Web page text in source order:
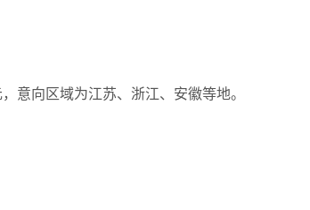
意向区域为江苏、浙江、安徽等地。